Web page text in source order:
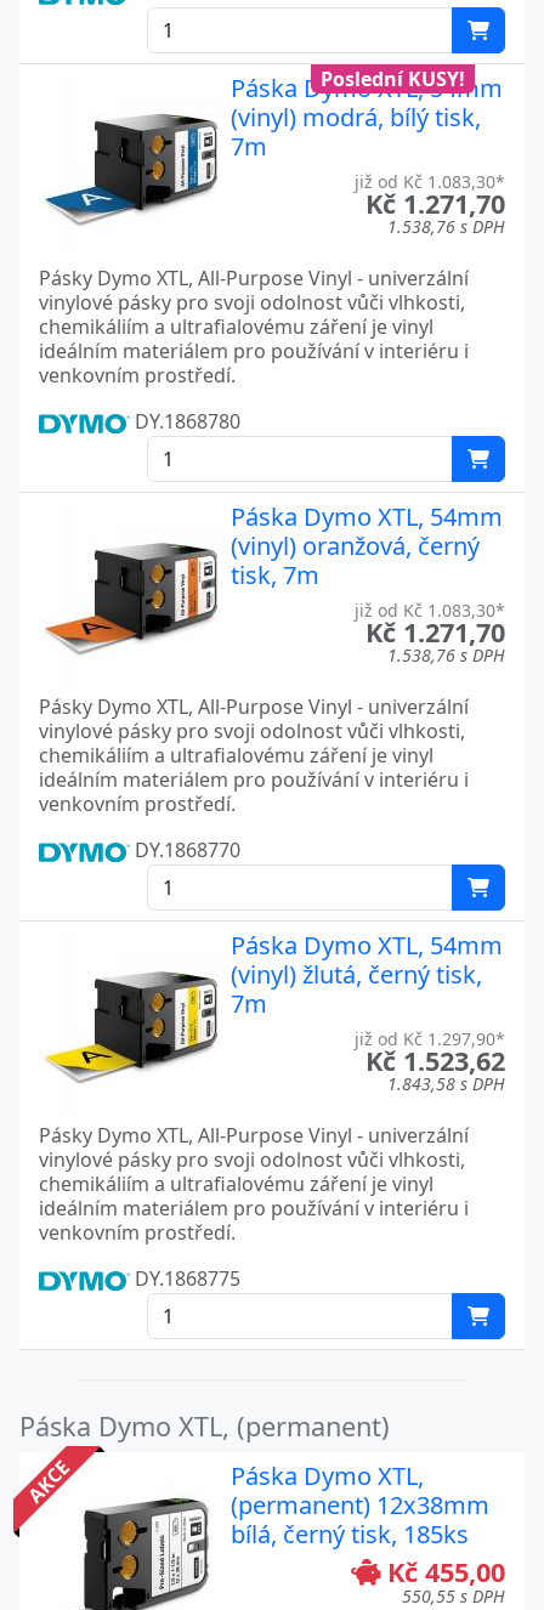
Poslední KUSY!
Páska Dymo XTL, 54mm
(vinyl) modrá, bílý tisk,
7m
již od Kč 1.083,30*
Kč 1.271,70
1.538,76 s DPH
Pásky Dymo XTL, All-Purpose Vinyl - univerzální
vinylové pásky pro svoji odolnost vůči vlhkosti,
chemikáliím a ultrafialovému záření je vinyl
ideálním materiálem pro používání v interiéru i
venkovním prostředí.
DY.1868780
Páska Dymo XTL, 54mm
(vinyl) oranžová, černý
tisk, 7m
již od Kč 1.083,30*
Kč 1.271,70
1.538,76 s DPH
Pásky Dymo XTL, All-Purpose Vinyl - univerzální
vinylové pásky pro svoji odolnost vůči vlhkosti,
chemikáliím a ultrafialovému záření je vinyl
ideálním materiálem pro používání v interiéru i
venkovním prostředí.
DY.1868770
Páska Dymo XTL, 54mm
(vinyl) žlutá, černý tisk,
7m
již od Kč 1.297,90*
Kč 1.523,62
1.843,58 s DPH
Pásky Dymo XTL, All-Purpose Vinyl - univerzální
vinylové pásky pro svoji odolnost vůči vlhkosti,
chemikáliím a ultrafialovému záření je vinyl
ideálním materiálem pro používání v interiéru i
venkovním prostředí.
DY.1868775
Páska Dymo XTL, (permanent)
AKCE
Páska Dymo XTL,
(permanent) 12x38mm
bílá, černý tisk, 185ks
Kč 455,00
550,55 s DPH